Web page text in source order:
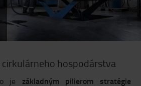
hospodárstva
je základným pilierom stratégie